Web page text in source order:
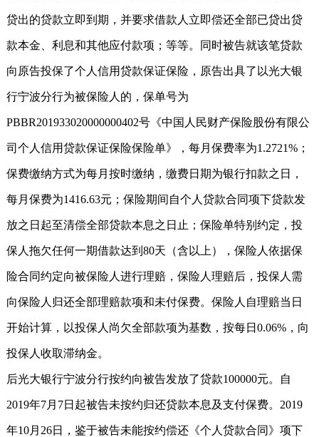
贷出的贷款立即到期，并要求借款人立即偿还全部已贷出贷
款本金、利息和其他应付款项；等等。同时被告就该笔贷款
向原告投保了个人信用贷款保证保险，原告出具了以光大银
行宁波分行为被保险人的，保单号为
PBBR201933020000000402号《中国人民财产保险股份有限公
司个人信用贷款保证保险保险单》，每月保费率为1.2721%；
保费缴纳方式为每月按时缴纳，缴费日期为银行扣款之日，
每月保费为1416.63元；保险期间自个人贷款合同项下贷款发
放之日起至清偿全部贷款本息之日止；保险单特别约定，投
保人拖欠任何一期借款达到80天（含以上），保险人依据保
险合同约定向被保险人进行理赔，保险人理赔后，投保人需
向保险人归还全部理赔款项和未付保费。保险人自理赔当日
开始计算，以投保人尚欠全部款项为基数，按每日0.06%，向
投保人收取滞纳金。
后光大银行宁波分行按约向被告发放了贷款100000元。自
2019年7月7日起被告未按约归还贷款本息及支付保费。2019
年10月26日，鉴于被告未能按约偿还《个人贷款合同》项下